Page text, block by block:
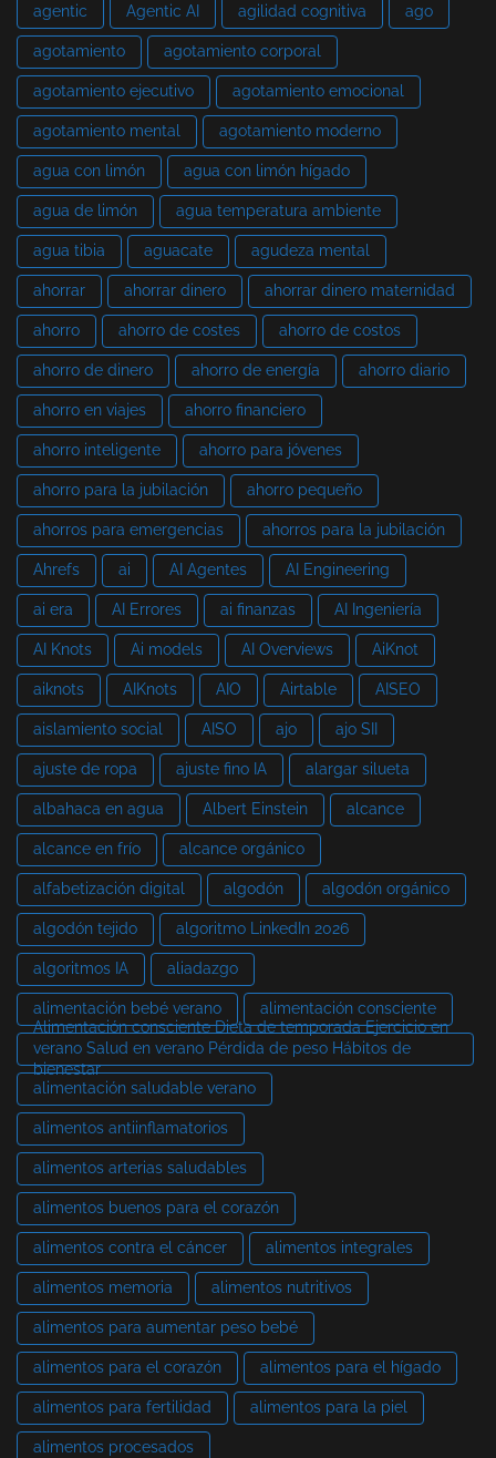
agentic Agentic AI agilidad cognitiva ago
agotamiento agotamiento corporal
agotamiento ejecutivo agotamiento emocional
agotamiento mental agotamiento moderno
agua con limón agua con limón hígado
agua de limón agua temperatura ambiente
agua tibia aguacate agudeza mental
ahorrar ahorrar dinero ahorrar dinero maternidad
ahorro ahorro de costes ahorro de costos
ahorro de dinero ahorro de energía ahorro diario
ahorro en viajes ahorro financiero
ahorro inteligente ahorro para jóvenes
ahorro para la jubilación ahorro pequeño
ahorros para emergencias ahorros para la jubilación
Ahrefs ai AI Agentes AI Engineering
ai era AI Errores ai finanzas AI Ingeniería
AI Knots Ai models AI Overviews AiKnot
aiknots AIKnots AIO Airtable AISEO
aislamiento social AISO ajo ajo SII
ajuste de ropa ajuste fino IA alargar silueta
albahaca en agua Albert Einstein alcance
alcance en frío alcance orgánico
alfabetización digital algodón algodón orgánico
algodón tejido algoritmo LinkedIn 2026
algoritmos IA aliadazgo
alimentación bebé verano
alimentación consciente
Alimentación consciente Dieta de temporada Ejercicio en
verano Salud en verano Pérdida de peso Hábitos de
bienestar
alimentación saludable verano
alimentos antiinflamatorios
alimentos arterias saludables
alimentos buenos para el corazón
alimentos contra el cáncer alimentos integrales
alimentos memoria alimentos nutritivos
alimentos para aumentar peso bebé
alimentos para el corazón alimentos para el hígado
alimentos para fertilidad alimentos para la piel
alimentos procesados